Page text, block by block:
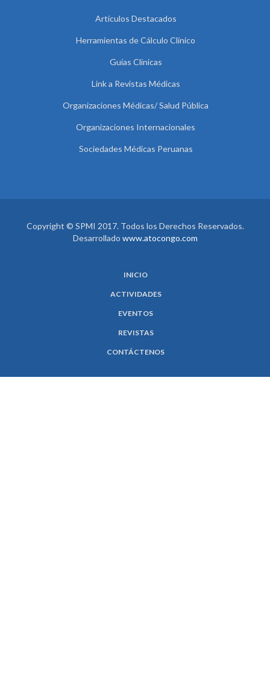
Artículos Destacados
Herramientas de Cálculo Clínico
Guías Clínicas
Link a Revistas Médicas
Organizaciones Médicas/ Salud Pública
Organizaciones Internacionales
Sociedades Médicas Peruanas
Copyright © SPMI 2017. Todos los Derechos Reservados.
Desarrollado www.atocongo.com
INICIO
ACTIVIDADES
EVENTOS
REVISTAS
CONTÁCTENOS